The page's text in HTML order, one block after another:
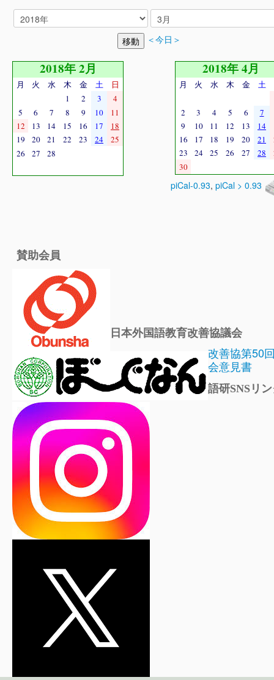
＜今日＞
2018年 2月
月 火 水 木 金 土
日
1
2 3
4
5
6 7 8 9 10
11
12
13 14 15 16 17
18
19
20 21 22 23 24
25
26
27 28
2018年 4月
月 火 水 木 金 土
2 3 4 5 6
7
9
10 11 12 13 14
16
17 18 19 20 21
23
24 25 26 27 28
30
piCal-0.93, piCal > 0.93
賛助会員
日本外国語教育改善協議会
改善協第50
会意見書
語研SNSリ